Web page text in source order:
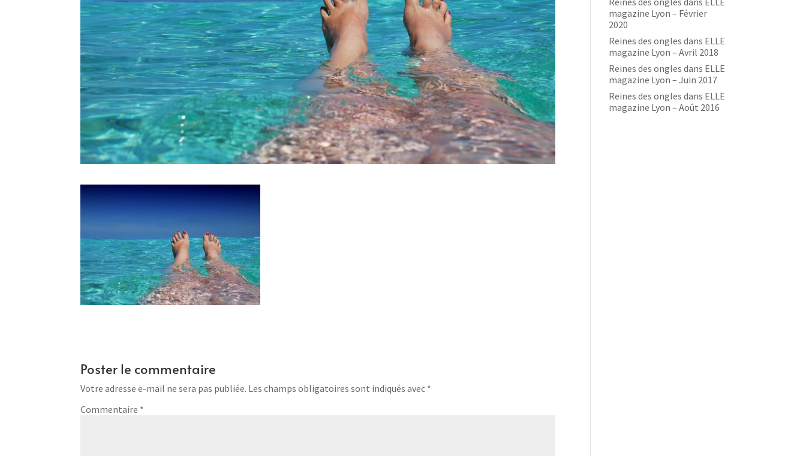
Poster le commentaire
Votre adresse e-mail ne sera pas publiée. Les champs obligatoires sont indiqués avec *
Commentaire *
magazine Lyon – Février
2020
Reines des ongles dans ELLE
magazine Lyon – Avril 2018
Reines des ongles dans ELLE
magazine Lyon – Juin 2017
Reines des ongles dans ELLE
magazine Lyon – Août 2016